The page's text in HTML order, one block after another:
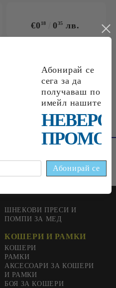
€018 035 лв.
ШНЕКОВИ ПРЕСИ И
ПОМПИ ЗА МЕД
КОШЕРИ И РАМКИ
КОШЕРИ
РАМКИ
АКСЕСОАРИ ЗА КОШЕРИ
И РАМКИ
БОЯ ЗА КОШЕРИ
Абонирай се
сега за да
получаваш по
имейл нашите